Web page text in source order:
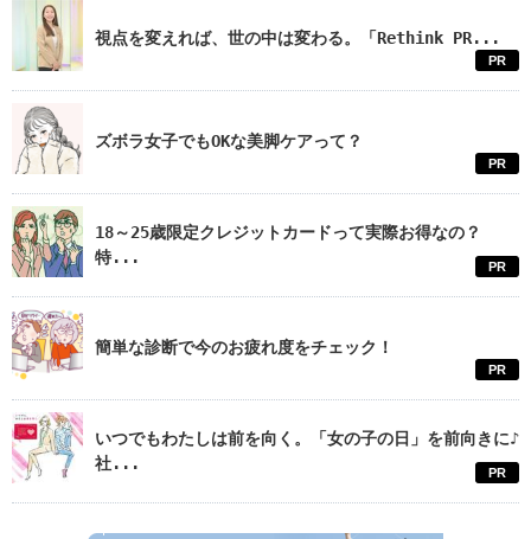
視点を変えれば、世の中は変わる。「Rethink PR...
PR
ズボラ女子でもOKな美脚ケアって？
PR
18～25歳限定クレジットカードって実際お得なの？
特...
PR
簡単な診断で今のお疲れ度をチェック！
PR
いつでもわたしは前を向く。「女の子の日」を前向きに♪
社...
PR